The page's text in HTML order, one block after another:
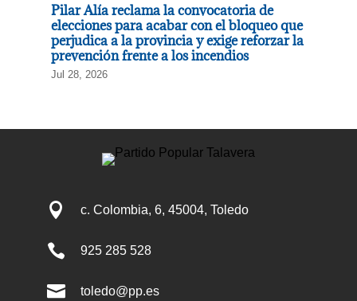
Pilar Alía reclama la convocatoria de
elecciones para acabar con el bloqueo que
perjudica a la provincia y exige reforzar la
prevención frente a los incendios
Jul 28, 2026
 c. Colombia, 6, 45004, Toledo
 925 285 528
 toledo@pp.es